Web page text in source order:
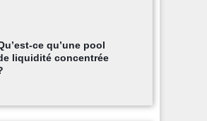
ce qu’une pool
liquidité concentrée